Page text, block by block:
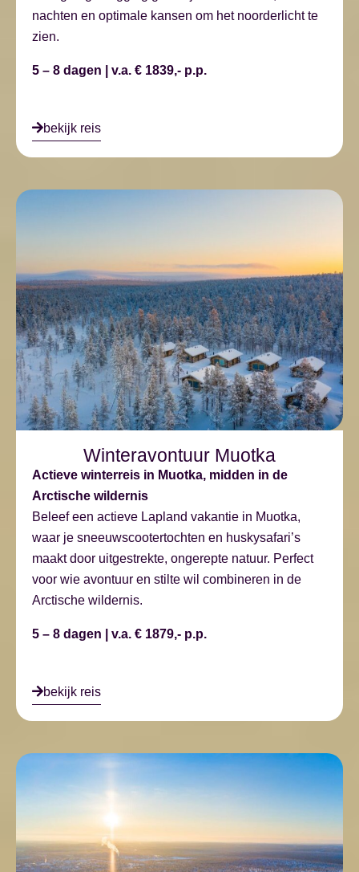
nachten en optimale kansen om het noorderlicht te
zien.
5 – 8 dagen | v.a. € 1839,- p.p.
bekijk reis
Winteravontuur Muotka
Actieve winterreis in Muotka, midden in de
Arctische wildernis
Beleef een actieve Lapland vakantie in Muotka,
waar je sneeuwscootertochten en huskysafari’s
maakt door uitgestrekte, ongerepte natuur. Perfect
voor wie avontuur en stilte wil combineren in de
Arctische wildernis.
5 – 8 dagen | v.a. € 1879,- p.p.
bekijk reis